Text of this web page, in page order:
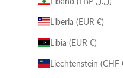
Liberia (EUR €)
Libia (EUR €)
Liechtenstein (CHF